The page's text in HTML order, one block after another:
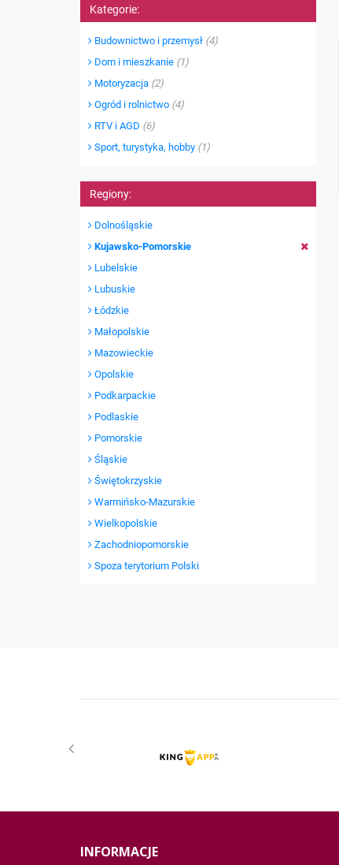
Kategorie:
Budownictwo i przemysł (4)
Dom i mieszkanie (1)
Motoryzacja (2)
Ogród i rolnictwo (4)
RTV i AGD (6)
Sport, turystyka, hobby (1)
Regiony:
Dolnośląskie
Kujawsko-Pomorskie
Lubelskie
Lubuskie
Łódzkie
Małopolskie
Mazowieckie
Opolskie
Podkarpackie
Podlaskie
Pomorskie
Śląskie
Świętokrzyskie
Warmińsko-Mazurskie
Wielkopolskie
Zachodniopomorskie
Spoza terytorium Polski
INFORMACJE